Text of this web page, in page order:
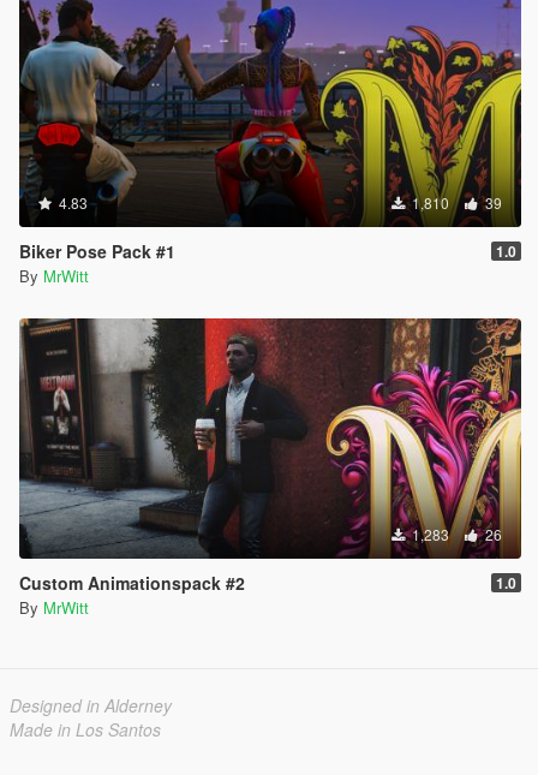
4.83 1,810 39
Biker Pose Pack #1 1.0
By MrWitt
1,283 26
Custom Animationspack #2 1.0
By MrWitt
Designed in Alderney
Made in Los Santos